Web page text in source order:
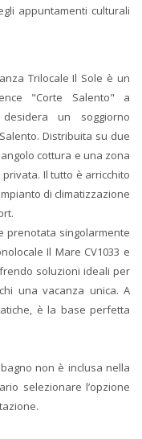
appuntamenti culturali
Trilocale Il Sole è un
"Corte Salento" a
un soggiorno
Distribuita su due
cottura e una zona
Il tutto è arricchito
di climatizzazione
prenotata singolarmente
Il Mare CV1033 e
soluzioni ideali per
una vacanza unica. A
è la base perfetta
non è inclusa nella
selezionare l’opzione